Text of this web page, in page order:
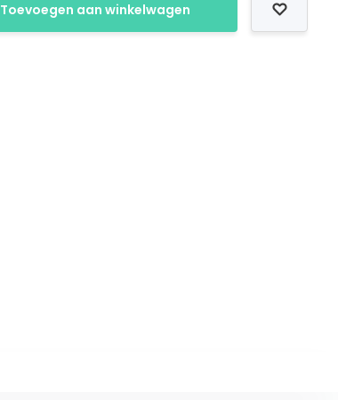
Toevoegen aan winkelwagen